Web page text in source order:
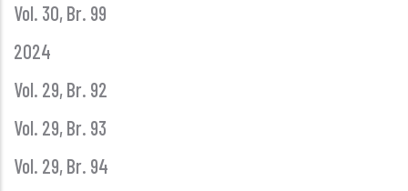
Vol. 30, Br. 99
2024
Vol. 29, Br. 92
Vol. 29, Br. 93
Vol. 29, Br. 94